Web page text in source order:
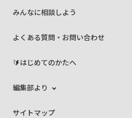
みんなに相談しよう
よくある質問・お問い合わせ
🔰はじめてのかたへ
編集部より
サイトマップ